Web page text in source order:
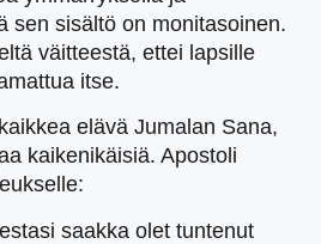
sen sisältö on monitasoinen.
väitteestä, ettei lapsille
itse.
elävä Jumalan Sana,
kaikenikäisiä. Apostoli
saakka olet tuntenut